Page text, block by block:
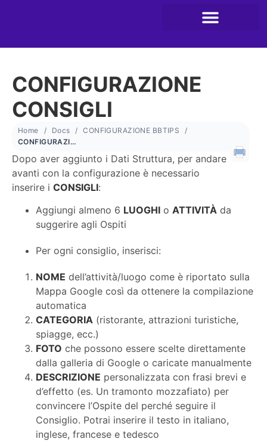
CONFIGURAZIONE
CONSIGLI
Home Docs
CONFIGURAZIONE BBTIPS
CONFIGURAZIONE CONSIGLI
Dopo aver aggiunto i Dati Struttura, per andare
avanti con la configurazione è necessario
inserire i CONSIGLI:
Aggiungi almeno 6 LUOGHI o ATTIVITÀ da
suggerire agli Ospiti
Per ogni consiglio, inserisci:
NOME dell’attività/luogo come è riportato sulla
Mappa Google così da ottenere la compilazione
automatica
CATEGORIA (ristorante, attrazioni turistiche,
spiagge, ecc.)
FOTO che possono essere scelte direttamente
dalla galleria di Google o caricate manualmente
DESCRIZIONE personalizzata con frasi brevi e
d’effetto (es. Un tramonto mozzafiato) per
convincere l’Ospite del perché seguire il
Consiglio. Potrai inserire il testo in italiano,
inglese, francese e tedesco